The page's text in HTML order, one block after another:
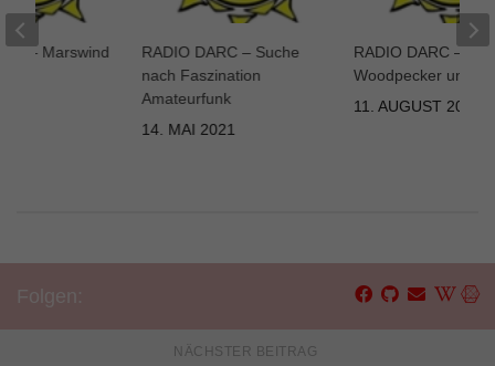
RADIO DARC – Suche
nach Faszination
Amateurfunk
14. MAI 2021
RADIO DARC –
Woodpecker und
11. AUGUST 2023
– Marswind
NÄCHSTER BEITRAG